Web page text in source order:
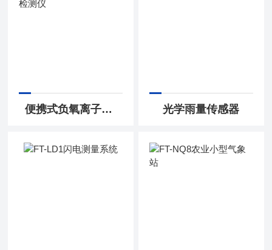
便携式负氧离子检测仪 光学雨量传感器